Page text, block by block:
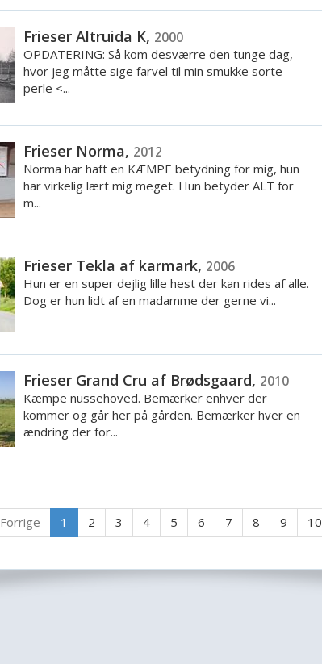
Frieser Altruida K, 2000
OPDATERING: Så kom desværre den tunge dag,
hvor jeg måtte sige farvel til min smukke sorte
perle <...
Frieser Norma, 2012
Norma har haft en KÆMPE betydning for mig, hun
har virkelig lært mig meget. Hun betyder ALT for
m...
Frieser Tekla af karmark, 2006
Hun er en super dejlig lille hest der kan rides af alle.
Dog er hun lidt af en madamme der gerne vi...
Frieser Grand Cru af Brødsgaard, 2010
Kæmpe nussehoved. Bemærker enhver der
kommer og går her på gården. Bemærker hver en
ændring der for...
Forrige 1 2 3 4 5 6 7 8 9 10